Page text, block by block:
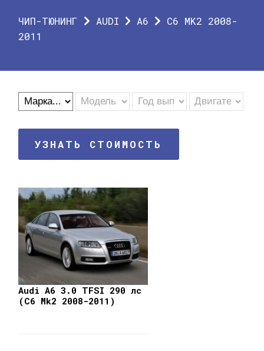
О КОМПАНИИ
ГАРАНТИЯ
ЧИП-ТЮНИНГ AUDI A6
C6 MK2 2008-
2011
УЗНАТЬ СТОИМОСТЬ
Audi A6 3.0 TFSI 290 лс
(C6 Mk2 2008-2011)